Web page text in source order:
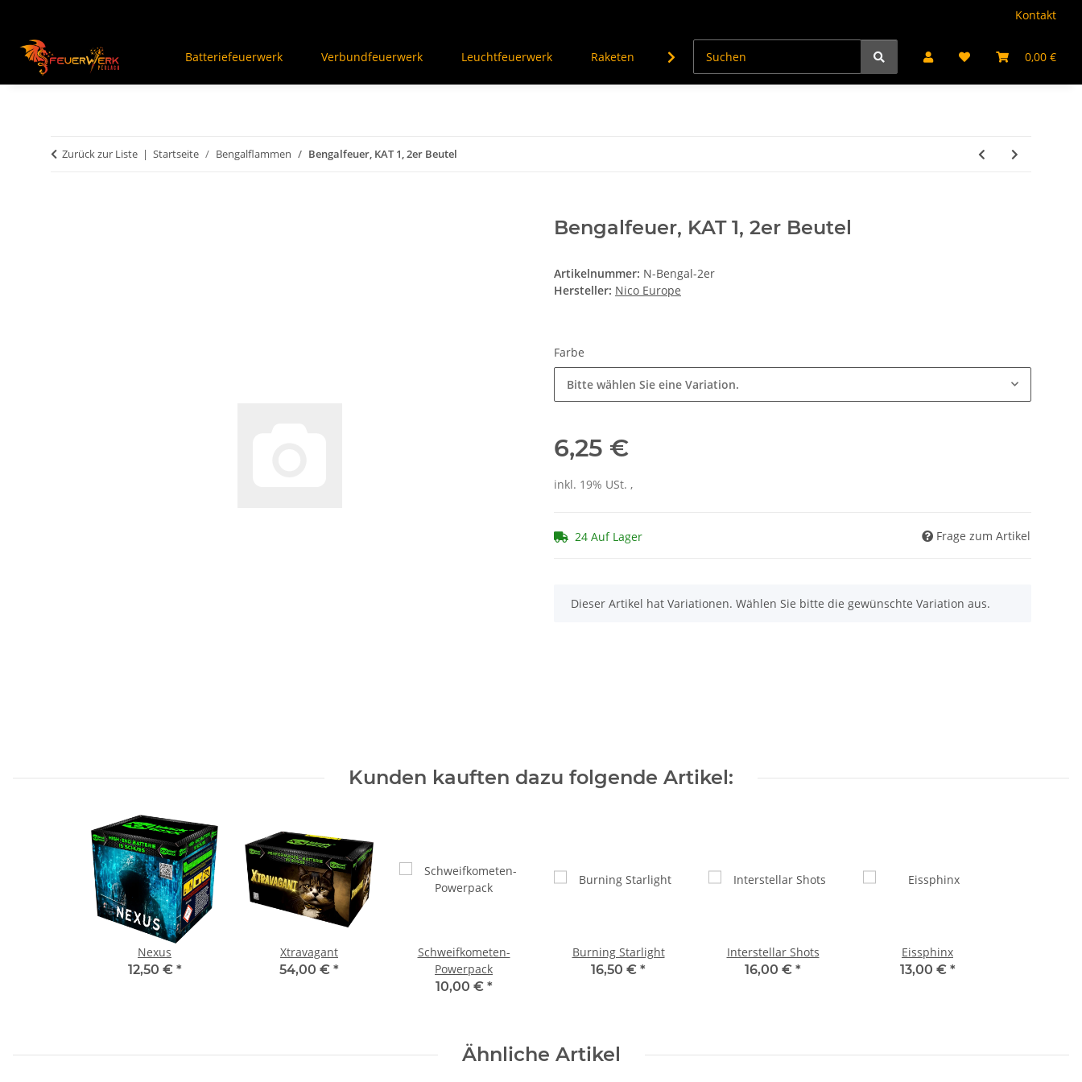
Kontakt
0,00 €
Batteriefeuerwerk Verbundfeuerwerk Leuchtfeuerwerk Raketen Knalleffekte Partyartikel
Zurück zur Liste Startseite Bengalflammen Bengalfeuer, KAT 1, 2er Beutel
Bengalfeuer, KAT 1, 2er Beutel
Artikelnummer: N-Bengal-2er
Hersteller: Nico Europe
Farbe
Bitte wählen Sie eine Variation.
6,25 €
inkl. 19% USt. ,
24 Auf Lager Frage zum Artikel
x
Dieser Artikel hat Variationen. Wählen Sie bitte die gewünschte Variation aus.
Kunden kauften dazu folgende Artikel:
Nexus
12,50 € *
Xtravagant
54,00 € *
Schweifkometen-
Powerpack
10,00 € *
Burning Starlight
16,50 € *
Interstellar Shots
16,00 € *
Eissphinx
13,00 € *
Ähnliche Artikel